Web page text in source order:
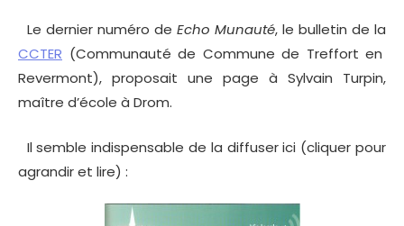
Le dernier numéro de Echo Munauté, le bulletin de la
CCTER (Communauté de Commune de Treffort en
Revermont), proposait une page à Sylvain Turpin,
maître d’école à Drom.
Il semble indispensable de la diffuser ici (cliquer pour
agrandir et lire) :